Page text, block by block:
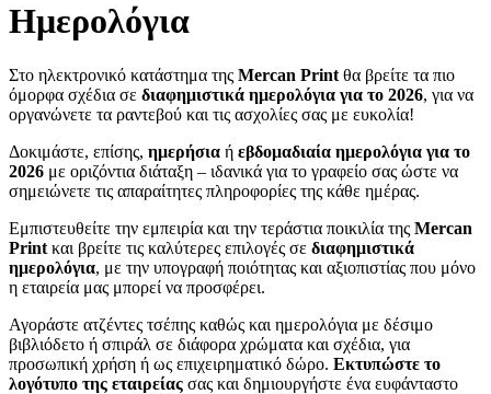
Ημερολόγια
Στο ηλεκτρονικό κατάστημα της Mercan Print θα βρείτε τα πιο
όμορφα σχέδια σε διαφημιστικά ημερολόγια για το 2026, για να
οργανώνετε τα ραντεβού και τις ασχολίες σας με ευκολία!
Δοκιμάστε, επίσης, ημερήσια ή εβδομαδιαία ημερολόγια για το
2026 με οριζόντια διάταξη – ιδανικά για το γραφείο σας ώστε να
σημειώνετε τις απαραίτητες πληροφορίες της κάθε ημέρας.
Εμπιστευθείτε την εμπειρία και την τεράστια ποικιλία της Mercan
Print και βρείτε τις καλύτερες επιλογές σε διαφημιστικά
ημερολόγια, με την υπογραφή ποιότητας και αξιοπιστίας που μόνο
η εταιρεία μας μπορεί να προσφέρει.
Αγοράστε ατζέντες τσέπης καθώς και ημερολόγια με δέσιμο
βιβλιόδετο ή σπιράλ σε διάφορα χρώματα και σχέδια, για
προσωπική χρήση ή ως επιχειρηματικό δώρο. Εκτυπώστε το
λογότυπο της εταιρείας σας και δημιουργήστε ένα ευφάνταστο